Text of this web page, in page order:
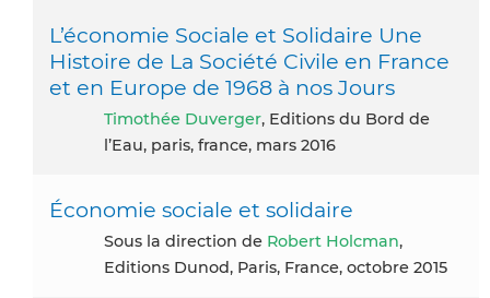
L’économie Sociale et Solidaire Une
Histoire de La Société Civile en France
et en Europe de 1968 à nos Jours
Timothée Duverger, Editions du Bord de
l’Eau, paris, france, mars 2016
Économie sociale et solidaire
Sous la direction de Robert Holcman,
Editions Dunod, Paris, France, octobre 2015